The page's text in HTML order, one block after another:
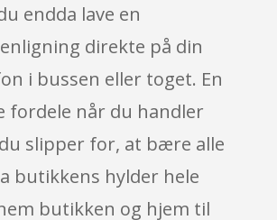
endda lave en
direkte på din
i bussen eller toget. En
fordele når du handler
slipper for, at bære alle
butikkens hylder hele
butikken og hjem til